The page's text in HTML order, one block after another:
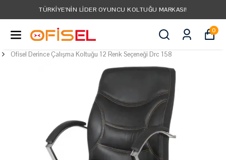
TÜRKIYE'NIN LIDER OYUNCU KOLTUĞU MARKASI!
0
Ofisel Derince Çalışma Koltuğu 12 Renk Seçeneği Drc 158